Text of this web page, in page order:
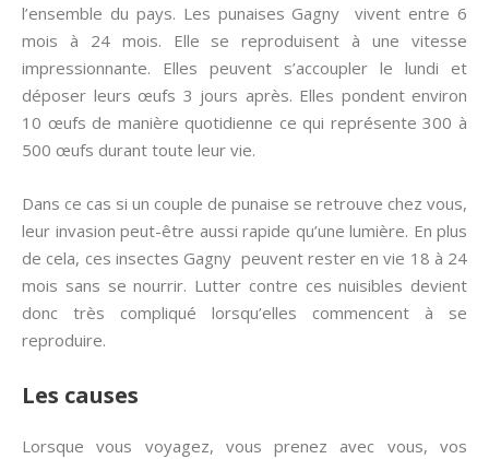
l’ensemble du pays. Les punaises Gagny vivent entre 6
mois à 24 mois. Elle se reproduisent à une vitesse
impressionnante. Elles peuvent s’accoupler le lundi et
déposer leurs œufs 3 jours après. Elles pondent environ
10 œufs de manière quotidienne ce qui représente 300 à
500 œufs durant toute leur vie.
Dans ce cas si un couple de punaise se retrouve chez vous,
leur invasion peut-être aussi rapide qu’une lumière. En plus
de cela, ces insectes Gagny peuvent rester en vie 18 à 24
mois sans se nourrir. Lutter contre ces nuisibles devient
donc très compliqué lorsqu’elles commencent à se
reproduire.
Les causes
Lorsque vous voyagez, vous prenez avec vous, vos